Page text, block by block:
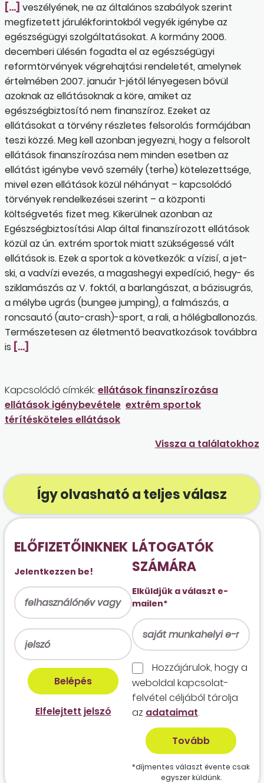
[…] veszélyének, ne az általános szabályok szerint
megfizetett járulékforintokból vegyék igénybe az
egészségügyi szolgáltatásokat. A kormány 2006.
decemberi ülésén fogadta el az egészségügyi
reformtörvények végrehajtási rendeletét, amelynek
értelmében 2007. január 1-jétől lényegesen bővül
azoknak az ellátásoknak a köre, amiket az
egészségbiztosító nem finanszíroz. Ezeket az
ellátásokat a törvény részletes felsorolás formájában
teszi közzé. Meg kell azonban jegyezni, hogy a felsorolt
ellátások finanszírozása nem minden esetben az
ellátást igénybe vevő személy (terhe) kötelezettsége,
mivel ezen ellátások közül néhányat – kapcsolódó
törvények rendelkezései szerint – a központi
költségvetés fizet meg. Kikerülnek azonban az
Egészségbiztosítási Alap által finanszírozott ellátások
közül az ún. extrém sportok miatt szükségessé vált
ellátások is. Ezek a sportok a következők: a vízisí, a jet-
ski, a vadvízi evezés, a magashegyi expedíció, hegy- és
sziklamászás az V. foktól, a barlangászat, a bázisugrás,
a mélybe ugrás (bungee jumping), a falmászás, a
roncsautó (auto-crash)-sport, a rali, a hőlégballonozás.
Természetesen az életmentő beavatkozások továbbra
is […]
Kapcsolódó címkék: ellátások finanszírozása
ellátások igénybevétele extrém sportok
térítésköteles ellátások
Vissza a találatokhoz
Így olvasható a teljes válasz
ELŐFIZETŐINKNEK
Jelentkezzen be!
Elfelejtett jelszó
LÁTOGATÓK
SZÁMÁRA
Elküldjük a választ e-
mailen*
Hozzájárulok, hogy a
weboldal kapcso­lat­
felvétel céljából tárolja
az adataimat.
*díjmentes választ évente csak
egyszer küldünk.